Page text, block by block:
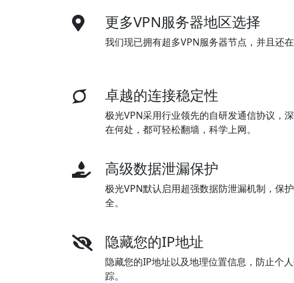
更多VPN服务器地区选择
我们现已拥有超多VPN服务器节点，并且还在
卓越的连接稳定性
极光VPN采用行业领先的自研发通信协议，
在何处，都可轻松翻墙，科学上网。
高级数据泄漏保护
极光VPN默认启用超强数据防泄漏机制，保
全。
隐藏您的IP地址
隐藏您的IP地址以及地理位置信息，防止个
踪。